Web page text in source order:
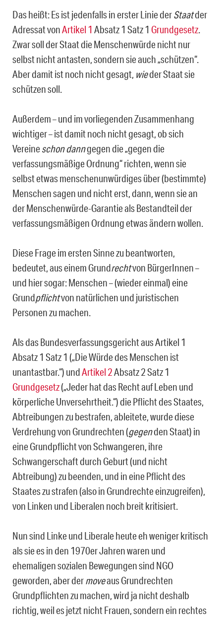
Das heißt: Es ist jedenfalls in erster Linie derStaatder
Adressat vonArtikel 1 Absatz 1 Satz 1 Grundgesetz.
Zwar soll der Staat die Menschenwürde nicht nur
selbst nicht antasten, sondern sie auch „schützen“.
Aber damit ist noch nicht gesagt, wieder Staat sie
schützen soll.
Außerdem – und im vorliegenden Zusammenhang
wichtiger – ist damit noch nicht gesagt, ob sich
Vereineschon danngegen die „gegen die
verfassungsmäßige Ordnung“ richten, wenn sie
selbst etwas menschenunwürdiges über (bestimmte)
Menschen sagen und nicht erst, dann, wenn sie an
der Menschenwürde-Garantie als Bestandteil der
verfassungsmäßigen Ordnung etwas ändern wollen.
Diese Frage im ersten Sinne zu beantworten,
bedeutet, aus einem Grundrechtvon BürgerInnen –
und hier sogar: Menschen – (wieder einmal) eine
Grundpflichtvon natürlichen und juristischen
Personen zu machen.
Als das Bundesverfassungsgericht aus Artikel 1
Absatz 1 Satz 1 („Die Würde des Menschen ist
unantastbar.“) undArtikel 2Absatz 2 Satz 1
Grundgesetz(„Jeder hat das Recht auf Leben und
körperliche Unversehrtheit.“) die Pflicht des Staates,
Abtreibungen zu bestrafen, ableitete, wurde diese
Verdrehung von Grundrechten (gegenden Staat) in
eine Grundpflicht von Schwangeren, ihre
Schwangerschaft durch Geburt (und nicht
Abtreibung) zu beenden, und in eine Pflicht des
Staates zu strafen (also in Grundrechte einzugreifen),
von Linken und Liberalen noch breit kritisiert.
Nun sind Linke und Liberale heute eh weniger kritisch
als sie es in den 1970er Jahren waren und
ehemaligen sozialen Bewegungen sind NGO
geworden, aber dermoveaus Grundrechten
Grundpflichten zu machen, wird ja nicht deshalb
richtig, weil es jetzt nicht Frauen, sondern ein rechtes